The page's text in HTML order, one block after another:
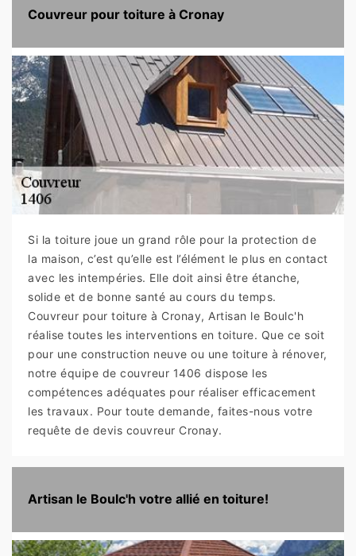
Couvreur pour toiture à Cronay
Si la toiture joue un grand rôle pour la protection de
la maison, c’est qu’elle est l’élément le plus en contact
avec les intempéries. Elle doit ainsi être étanche,
solide et de bonne santé au cours du temps.
Couvreur pour toiture à Cronay, Artisan le Boulc'h
réalise toutes les interventions en toiture. Que ce soit
pour une construction neuve ou une toiture à rénover,
notre équipe de couvreur 1406 dispose les
compétences adéquates pour réaliser efficacement
les travaux. Pour toute demande, faites-nous votre
requête de devis couvreur Cronay.
Artisan le Boulc'h votre allié en toiture!